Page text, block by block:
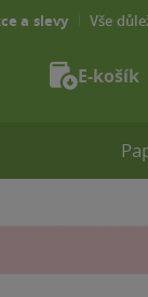
a slevy Vše
E-košík